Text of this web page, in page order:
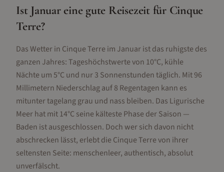
Ist Januareine gute Reisezeit für Cinque
Terre?
Das Wetter in Cinque Terre im Januar ist das ruhigste des
ganzen Jahres: Tageshöchstwerte von 10°C, kühle
Nächte um 5°C und nur 3 Sonnenstunden täglich. Mit 96
Millimetern Niederschlag auf 8 Regentagen kann es
mitunter tagelang grau und nass bleiben. Das Ligurische
Meer hat mit 14°C seine kälteste Phase der Saison —
Baden ist ausgeschlossen. Doch wer sich davon nicht
abschrecken lässt, erlebt die Cinque Terre von ihrer
seltensten Seite: menschenleer, authentisch, absolut
unverfälscht.